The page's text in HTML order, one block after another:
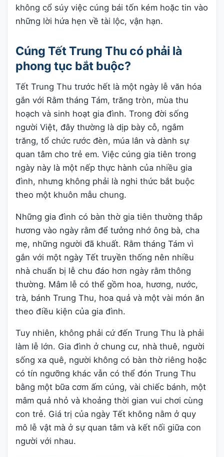
không cổ súy việc cúng bái tốn kém hoặc tin vào
những lời hứa hẹn về tài lộc, vận hạn.
Cúng Tết Trung Thu có phải là
phong tục bắt buộc?
Tết Trung Thu trước hết là một ngày lễ văn hóa
gắn với Rằm tháng Tám, trăng tròn, mùa thu
hoạch và sinh hoạt gia đình. Trong đời sống
người Việt, đây thường là dịp bày cỗ, ngắm
trăng, tổ chức rước đèn, múa lân và dành sự
quan tâm cho trẻ em. Việc cúng gia tiên trong
ngày này là một nếp thực hành của nhiều gia
đình, nhưng không phải là nghi thức bắt buộc
theo một khuôn mẫu chung.
Những gia đình có bàn thờ gia tiên thường thắp
hương vào ngày rằm để tưởng nhớ ông bà, cha
mẹ, những người đã khuất. Rằm tháng Tám vì
gắn với một ngày Tết truyền thống nên nhiều
nhà chuẩn bị lễ chu đáo hơn ngày rằm thông
thường. Mâm lễ có thể gồm hoa, hương, nước,
trà, bánh Trung Thu, hoa quả và một vài món ăn
theo điều kiện của gia đình.
Tuy nhiên, không phải cứ đến Trung Thu là phải
làm lễ lớn. Gia đình ở chung cư, nhà thuê, người
sống xa quê, người không có bàn thờ riêng hoặc
có tín ngưỡng khác vẫn có thể đón Trung Thu
bằng một bữa cơm ấm cúng, vài chiếc bánh, một
mâm quả nhỏ và khoảng thời gian vui chơi cùng
con trẻ. Giá trị của ngày Tết không nằm ở quy
mô lễ vật mà ở sự quan tâm và kết nối giữa con
người với nhau.